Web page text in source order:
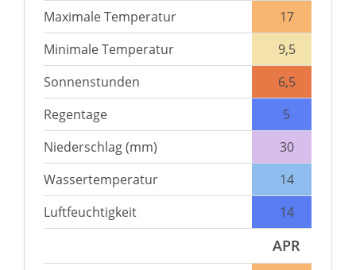
Maximale Temperatur
17
Minimale Temperatur
9,5
Sonnenstunden
6,5
Regentage
5
Niederschlag (mm)
30
Wassertemperatur
14
Luftfeuchtigkeit
14
APR